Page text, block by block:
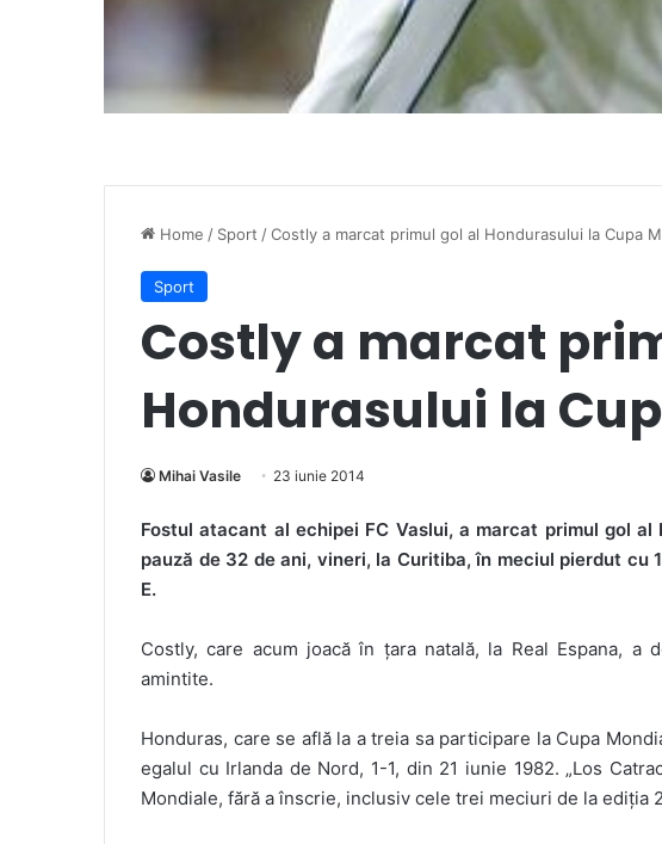
Home / Sport /Costly a marcat primul gol al Hondurasului la Cupa
Sport
Costly a marcat
Hondurasului la
Mihai Vasile 23 iunie 2014
Fostul atacant al echipei FC Vaslui, a marcat primul gol al
pauză de 32 de ani, vineri, la Curitiba, în meciul pierdut cu
E.
Costly, care acum joacă în țara natală, la Real Espana,
amintite.
Honduras, care se află la a treia sa participare la Cupa
egalul cu Irlanda de Nord, 1-1, din 21 iunie 1982. „Los
Mondiale, fără a înscrie, inclusiv cele trei meciuri de la ediția